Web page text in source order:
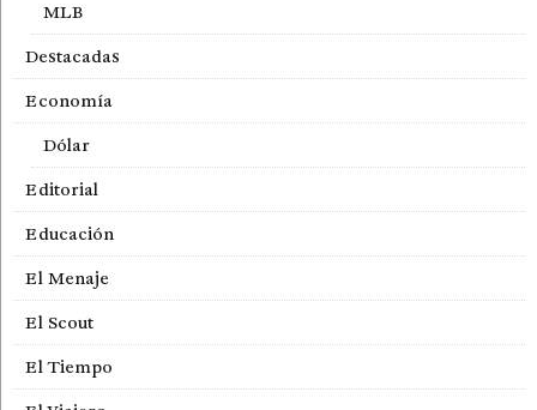
MLB
Destacadas
Economía
Dólar
Editorial
Educación
El Menaje
El Scout
El Tiempo